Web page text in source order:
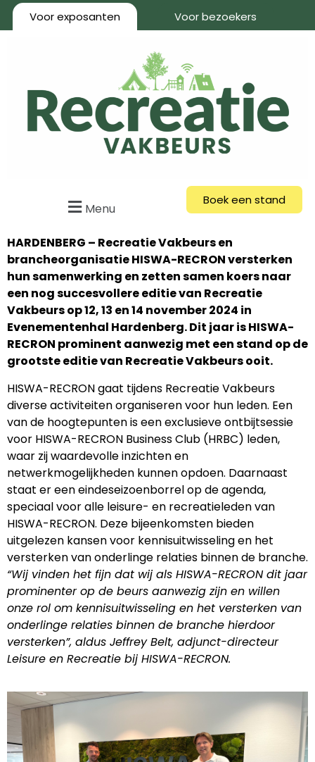
Voor exposanten Voor bezoekers
Menu
Boek een stand
HARDENBERG – Recreatie Vakbeurs en
brancheorganisatie HISWA-RECRON versterken
hun samenwerking en zetten samen koers naar
een nog succesvollere editie van Recreatie
Vakbeurs op 12, 13 en 14 november 2024 in
Evenementenhal Hardenberg. Dit jaar is HISWA-
RECRON prominent aanwezig met een stand op de
grootste editie van Recreatie Vakbeurs ooit.
HISWA-RECRON gaat tijdens Recreatie Vakbeurs
diverse activiteiten organiseren voor hun leden. Een
van de hoogtepunten is een exclusieve ontbijtsessie
voor HISWA-RECRON Business Club (HRBC) leden,
waar zij waardevolle inzichten en
netwerkmogelijkheden kunnen opdoen. Daarnaast
staat er een eindeseizoenborrel op de agenda,
speciaal voor alle leisure- en recreatieleden van
HISWA-RECRON. Deze bijeenkomsten bieden
uitgelezen kansen voor kennisuitwisseling en het
versterken van onderlinge relaties binnen de branche.
“Wij vinden het fijn dat wij als HISWA-RECRON dit jaar
prominenter op de beurs aanwezig zijn en willen
onze rol om kennisuitwisseling en het versterken van
onderlinge relaties binnen de branche hierdoor
versterken”, aldus Jeffrey Belt, adjunct-directeur
Leisure en Recreatie bij HISWA-RECRON.